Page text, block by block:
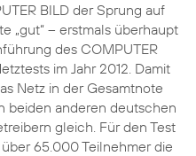
BILD der Sprung auf
„gut“ – erstmals überhaupt
des COMPUTER
im Jahr 2012. Damit
Netz in der Gesamtnote
beiden anderen deutschen
gleich. Für den Test
65.000 Teilnehmer die